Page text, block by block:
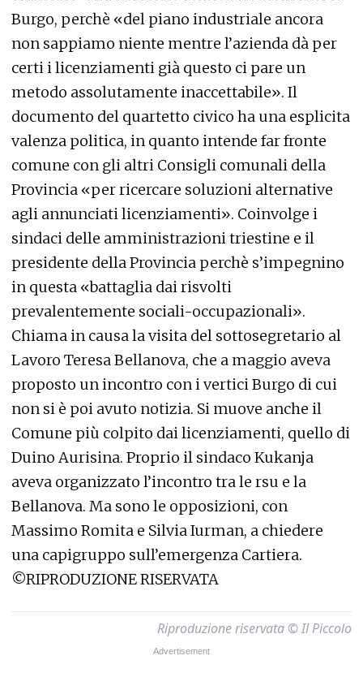
Burgo, perchè «del piano industriale ancora
non sappiamo niente mentre l’azienda dà per
certi i licenziamenti già questo ci pare un
metodo assolutamente inaccettabile». Il
documento del quartetto civico ha una esplicita
valenza politica, in quanto intende far fronte
comune con gli altri Consigli comunali della
Provincia «per ricercare soluzioni alternative
agli annunciati licenziamenti». Coinvolge i
sindaci delle amministrazioni triestine e il
presidente della Provincia perchè s’impegnino
in questa «battaglia dai risvolti
prevalentemente sociali-occupazionali».
Chiama in causa la visita del sottosegretario al
Lavoro Teresa Bellanova, che a maggio aveva
proposto un incontro con i vertici Burgo di cui
non si è poi avuto notizia. Si muove anche il
Comune più colpito dai licenziamenti, quello di
Duino Aurisina. Proprio il sindaco Kukanja
aveva organizzato l’incontro tra le rsu e la
Bellanova. Ma sono le opposizioni, con
Massimo Romita e Silvia Iurman, a chiedere
una capigruppo sull’emergenza Cartiera.
©RIPRODUZIONE RISERVATA
Riproduzione riservata © Il Piccolo